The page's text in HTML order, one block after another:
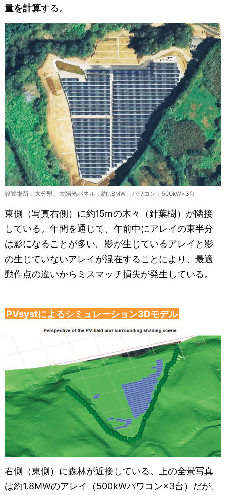
量を計算する。
設置場所：大分県、太陽光パネル：約1.8MW、パワコン：500kW×3台
東側（写真右側）に約15mの木々（針葉樹）が隣接
している。年間を通じて、午前中にアレイの東半分
は影になることが多い。影が生じているアレイと影
の生じていないアレイが混在することにより、最適
動作点の違いからミスマッチ損失が発生している。
PVsystによるシミュレーション3Dモデル
右側（東側）に森林が近接している。上の全景写真
は約1.8MWのアレイ（500kWパワコン×3台）だが、